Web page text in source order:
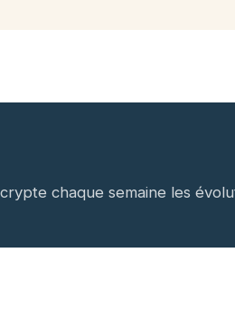
chaque semaine les